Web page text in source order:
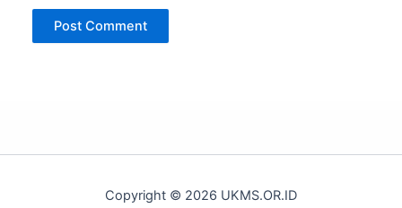
Copyright © 2026 UKMS.OR.ID